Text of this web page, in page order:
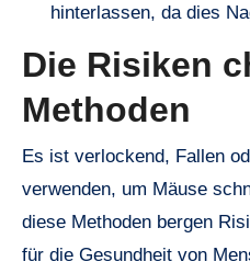
hinterlassen, da dies
Die Risiken
Methoden
Es ist verlockend, Fallen
verwenden, um Mäuse
diese Methoden bergen
für die Gesundheit von